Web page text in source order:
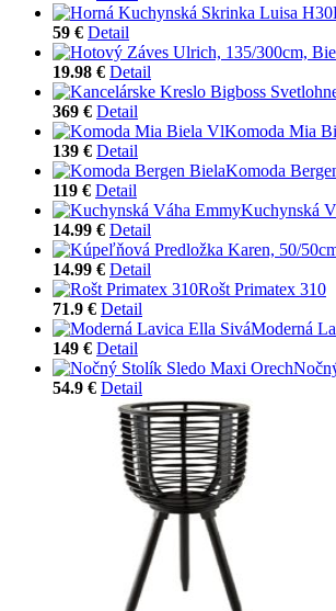
59 € Detail
19.98 € Detail
369 € Detail
Komoda Mia
139 € Detail
Komoda
119 € Detail
Kuchynská
14.99 € Detail
14.99 € Detail
Rošt Primatex 310
71.9 € Detail
Moderná
149 € Detail
54.9 € Detail